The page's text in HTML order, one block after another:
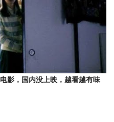
影，国内没上映，越看越有味